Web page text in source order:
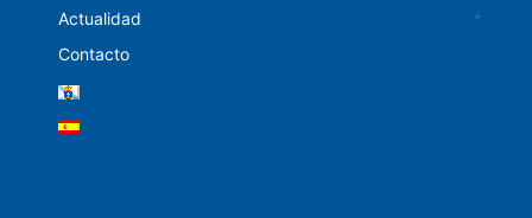
Actualidad
Contacto